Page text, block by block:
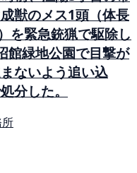
獣のメス1頭（体長
を緊急銃猟で駆除し
館緑地公園で目撃が
ないよう追い込
分した。